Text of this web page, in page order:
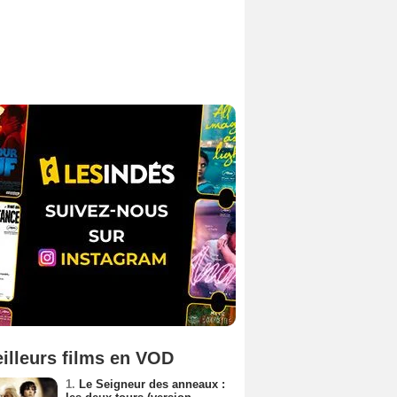
films en VOD
1. Le Seigneur des anneaux :